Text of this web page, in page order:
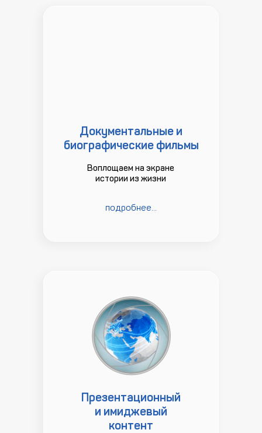
Документальные и
биографические фильмы
Воплощаем на экране
истории из жизни
Презентационный
и имиджевый
контент
подробнее...